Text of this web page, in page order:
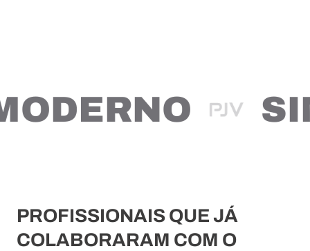
PROFISSIONAIS QUE JÁ
COLABORARAM COM O